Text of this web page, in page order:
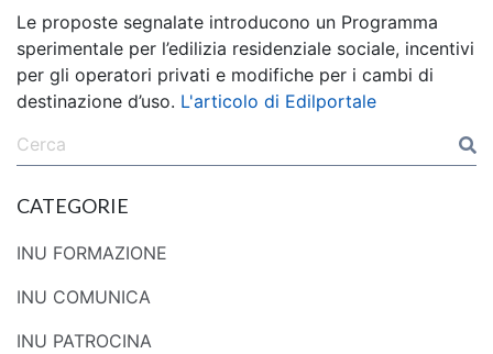
Le proposte segnalate introducono un Programma
sperimentale per l’edilizia residenziale sociale, incentivi
per gli operatori privati e modifiche per i cambi di
destinazione d’uso. L'articolo di Edilportale
CATEGORIE
INU FORMAZIONE
INU COMUNICA
INU PATROCINA